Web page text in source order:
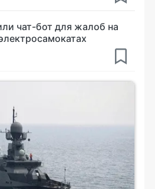
чат-бот для жалоб на